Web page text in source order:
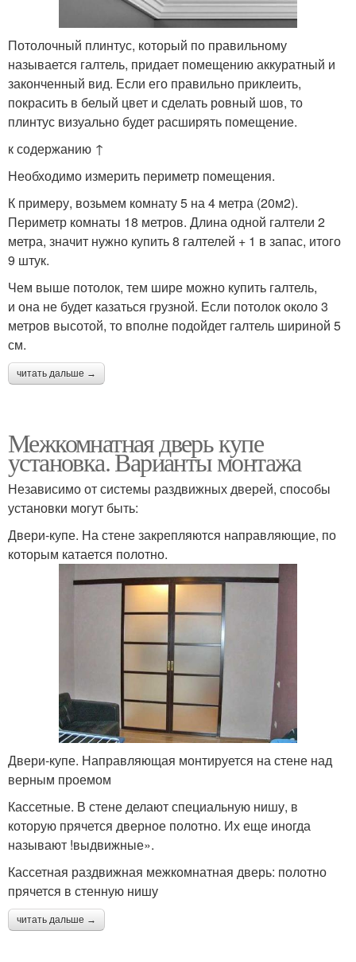
Потолочный плинтус, который по правильному
называется галтель, придает помещению аккуратный и
законченный вид. Если его правильно приклеить,
покрасить в белый цвет и сделать ровный шов, то
плинтус визуально будет расширять помещение.
к содержанию ↑
Необходимо измерить периметр помещения.
К примеру, возьмем комнату 5 на 4 метра (20м2).
Периметр комнаты 18 метров. Длина одной галтели 2
метра, значит нужно купить 8 галтелей + 1 в запас, итого
9 штук.
Чем выше потолок, тем шире можно купить галтель,
и она не будет казаться грузной. Если потолок около 3
метров высотой, то вполне подойдет галтель шириной 5
см.
читать дальше →
Межкомнатная дверь купе
установка. Варианты монтажа
Независимо от системы раздвижных дверей, способы
установки могут быть:
Двери-купе. На стене закрепляются направляющие, по
которым катается полотно.
Двери-купе. Направляющая монтируется на стене над
верным проемом
Кассетные. В стене делают специальную нишу, в
которую прячется дверное полотно. Их еще иногда
называют !выдвижные».
Кассетная раздвижная межкомнатная дверь: полотно
прячется в стенную нишу
читать дальше →